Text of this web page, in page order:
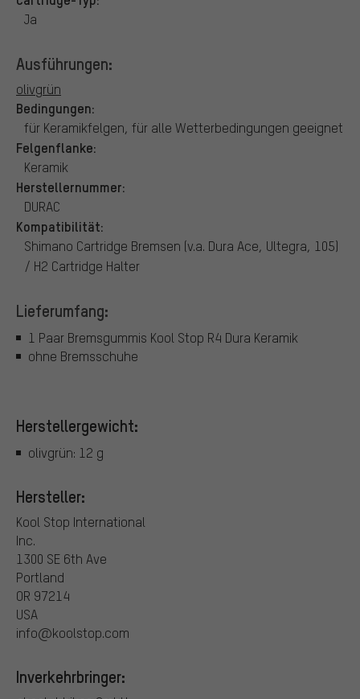
Ja
Ausführungen:
olivgrün
Bedingungen:
für Keramikfelgen, für alle Wetterbedingungen geeignet
Felgenflanke:
Keramik
Herstellernummer:
DURAC
Kompatibilität:
Shimano Cartridge Bremsen (v.a. Dura Ace, Ultegra, 105)
/ H2 Cartridge Halter
Lieferumfang:
1 Paar Bremsgummis Kool Stop R4 Dura Keramik
ohne Bremsschuhe
Herstellergewicht:
olivgrün: 12 g
Hersteller:
Kool Stop International
Inc.
1300 SE 6th Ave
Portland
OR 97214
USA
info@koolstop.com
Inverkehrbringer: